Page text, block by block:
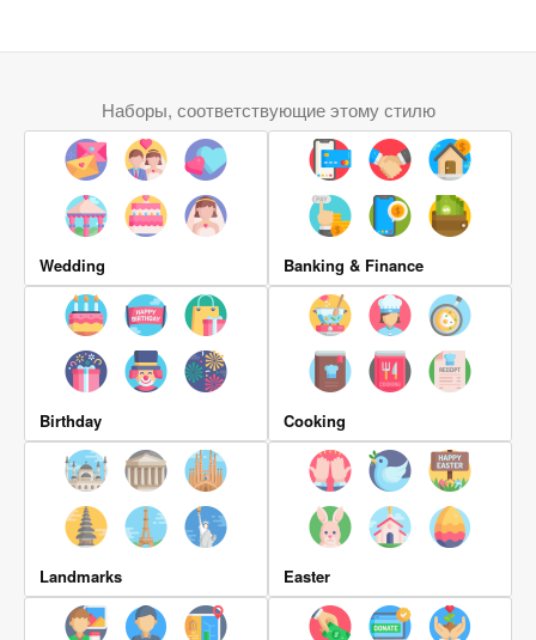
Наборы, соответствующие этому стилю
Wedding Banking & Finance
Birthday Cooking
Landmarks Easter